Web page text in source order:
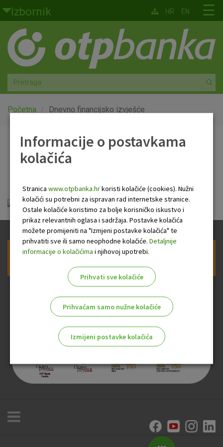
Skoči na glavni sadržaj
Izbornik
Građani
Privatno bankarstvo
Agro
Mala poduzeća i obrtnici
Globalna tržišta
O nama
☰
HR EN
Početna Dnevno financijsko izvješće
Dnevno financijsko
Dnevno financijsko izvješće.pdf
Prijava na newsletter OTP banke
Informacije o postavkama
kolačića
Stranica www.otpbanka.hrkoristi kolačiće (cookies). Nužni
kolačići su potrebni za ispravan rad internetske stranice.
Ostale kolačiće koristimo za bolje korisničko iskustvo i
prikaz relevantnih oglasa i sadržaja. Postavke kolačića
možete promijeniti na "Izmjeni postavke kolačića" te
prihvatiti sve ili samo neophodne kolačiće. Detaljnije
informacije o kolačićima i njihovoj upotrebi.
Prihvati sve kolačiće
Prihvaćam samo nužne kolačiće
Izmijeni postavke kolačića
Nužni kolačići